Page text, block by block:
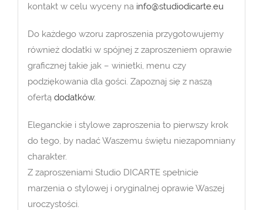
kontakt w celu wyceny na info@studiodicarte.eu
Do każdego wzoru zaproszenia przygotowujemy
również dodatki w spójnej z zaproszeniem oprawie
graficznej takie jak – winietki, menu czy
podziękowania dla gości. Zapoznaj się z naszą
ofertą dodatków.
Eleganckie i stylowe zaproszenia to pierwszy krok
do tego, by nadać Waszemu świętu niezapomniany
charakter.
Z zaproszeniami Studio DICARTE spełnicie
marzenia o stylowej i oryginalnej oprawie Waszej
uroczystości.